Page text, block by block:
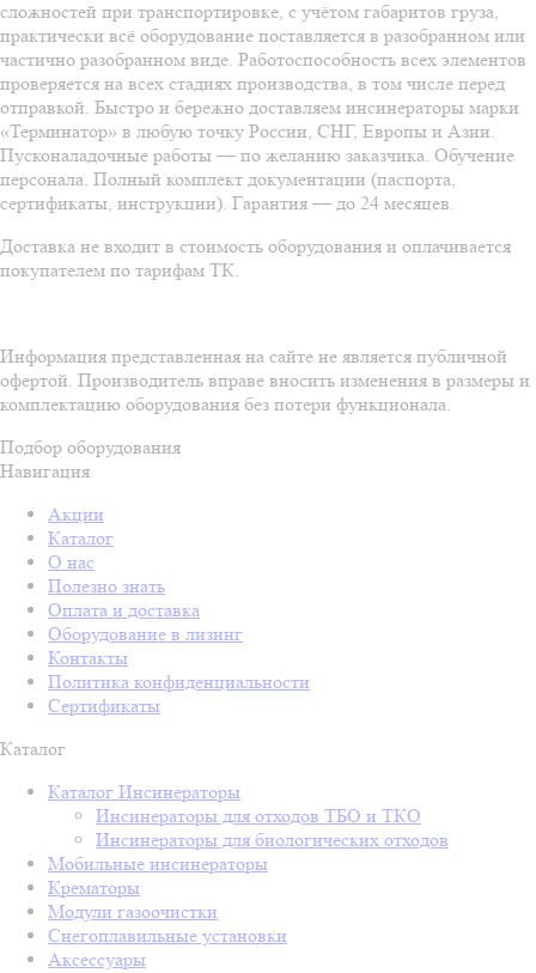
сложностей при транспортировке, с учётом габаритов груза,
практически всё оборудование поставляется в разобранном или
частично разобранном виде. Работоспособность всех элементов
проверяется на всех стадиях производства, в том числе перед
отправкой. Быстро и бережно доставляем инсинераторы марки
«Терминатор» в любую точку России, СНГ, Европы и Азии.
Пусконаладочные работы — по желанию заказчика. Обучение
персонала. Полный комплект документации (паспорта,
сертификаты, инструкции). Гарантия — до 24 месяцев.
Доставка не входит в стоимость оборудования и оплачивается
покупателем по тарифам ТК.
Информация представленная на сайте не является публичной
офертой. Производитель вправе вносить изменения в размеры и
комплектацию оборудования без потери функционала.
Подбор оборудования
Навигация
Акции
Каталог
О нас
Полезно знать
Оплата и доставка
Оборудование в лизинг
Контакты
Политика конфиденциальности
Сертификаты
Каталог
Каталог Инсинераторы
Инсинераторы для отходов ТБО и ТКО
Инсинераторы для биологических отходов
Мобильные инсинераторы
Крематоры
Модули газоочистки
Снегоплавильные установки
Аксессуары